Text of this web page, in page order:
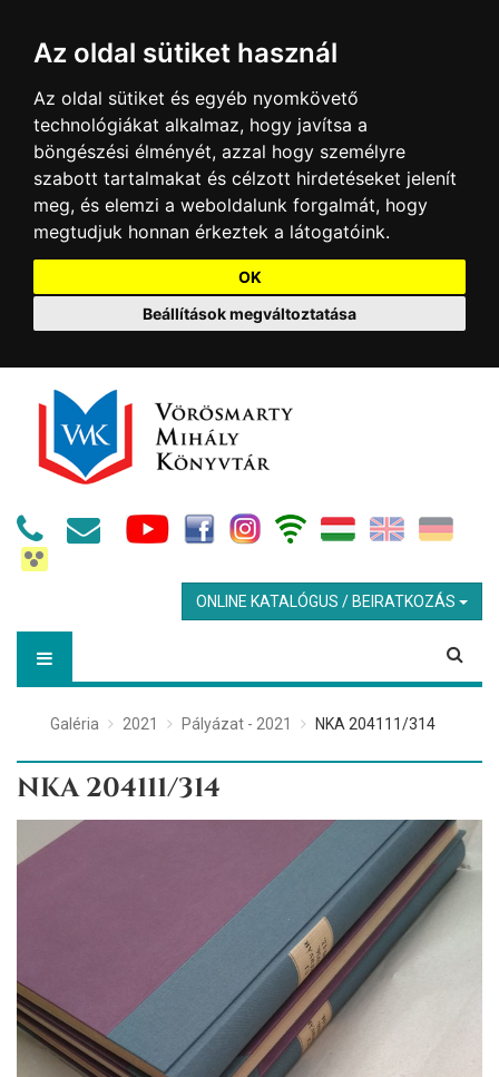
Az oldal sütiket használ
Az oldal sütiket és egyéb nyomkövető
technológiákat alkalmaz, hogy javítsa a
böngészési élményét, azzal hogy személyre
szabott tartalmakat és célzott hirdetéseket jelenít
meg, és elemzi a weboldalunk forgalmát, hogy
megtudjuk honnan érkeztek a látogatóink.
OK
Beállítások megváltoztatása
ONLINE KATALÓGUS / BEIRATKOZÁS
Galéria 2021 Pályázat - 2021 NKA 204111/314
NKA 204111/314